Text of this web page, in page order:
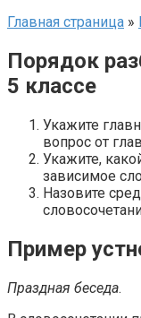
Главная страница »
Порядок
5 классе
Укажите
вопрос от
Укажите,
зависимое
Назовите
Пример
Праздная беседа.